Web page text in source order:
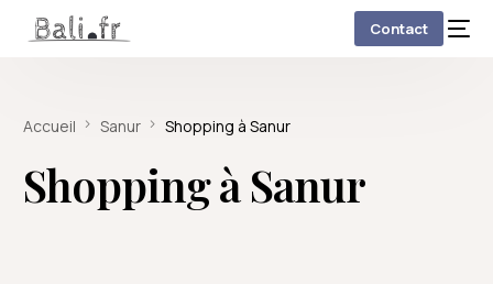
Contact
Accueil Sanur Shopping à Sanur
Shopping à Sanur